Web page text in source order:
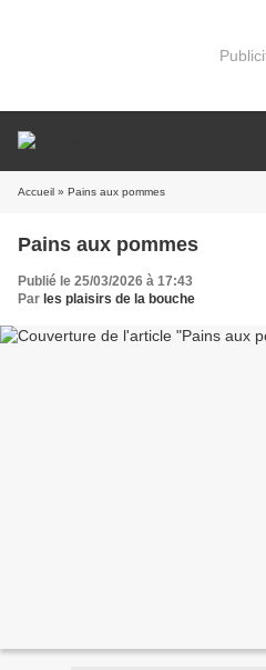
Accueil » Pains aux pommes
Pains aux pommes
Publié le 25/03/2026 à 17:43
Par les plaisirs de la bouche